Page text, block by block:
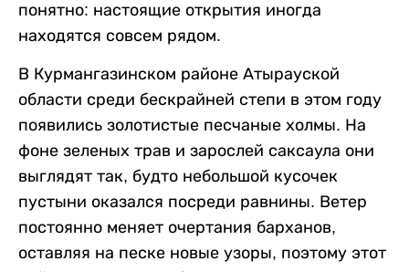
понятно: настоящие открытия иногда
находятся совсем рядом.
В Курмангазинском районе Атырауской
области среди бескрайней степи в этом году
появились золотистые песчаные холмы. На
фоне зеленых трав и зарослей саксаула они
выглядят так, будто небольшой кусочек
пустыни оказался посреди равнины. Ветер
постоянно меняет очертания барханов,
оставляя на песке новые узоры, поэтому этот